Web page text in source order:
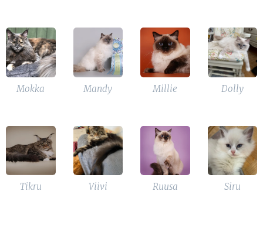
Mokka Mandy Millie Dolly
Tikru Viivi Ruusa Siru